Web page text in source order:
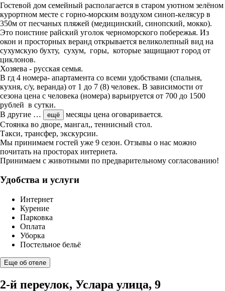
Гостевой дом семейный располагается в старом уютном зелёном
курортном месте с горно-морским воздухом синоп-келясур в
350м от песчаных пляжей (медицинский, синопский, мокко).
Это поистине райский уголок черноморского побережья. Из
окон и просторных веранд открывается великолепный вид на
сухумскую бухту, сухум, горы, которые защищают город от
циклонов.
Хозяева - русская семья.
В гд 4 номера- апартамента со всеми удобствами (спальня,
кухня, с/у, веранда) от 1 до 7 (8) человек. В зависимости от
сезона цена с человека (номера) варьируется от 700 до 1500
рублей в сутки.
В другие … ещё
месяцы цена оговаривается.
Стоянка во дворе, мангал,, теннисный стол.
Такси, трансфер, экскурсии.
Мы принимаем гостей уже 9 сезон. Отзывы о нас можно
почитать на просторах интернета.
Принимаем с животными по предварительному согласованию!
Удобства и услуги
Интернет
Курение
Парковка
Оплата
Уборка
Постельное бельё
Еще об отеле
2-й переулок, Услара улица, 9